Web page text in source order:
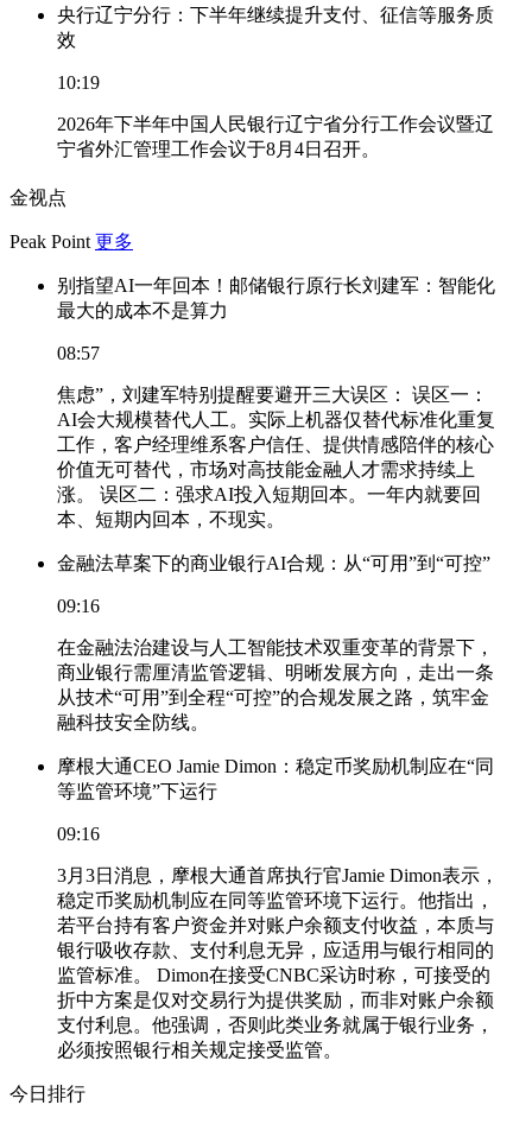
央行辽宁分行：下半年继续提升支付、征信等服务质
效
10:19
2026年下半年中国人民银行辽宁省分行工作会议暨辽
宁省外汇管理工作会议于8月4日召开。
金视点
Peak Point 更多
别指望AI一年回本！邮储银行原行长刘建军：智能化
最大的成本不是算力
08:57
焦虑”，刘建军特别提醒要避开三大误区： 误区一：
AI会大规模替代人工。实际上机器仅替代标准化重复
工作，客户经理维系客户信任、提供情感陪伴的核心
价值无可替代，市场对高技能金融人才需求持续上
涨。 误区二：强求AI投入短期回本。一年内就要回
本、短期内回本，不现实。
金融法草案下的商业银行AI合规：从“可用”到“可控”
09:16
在金融法治建设与人工智能技术双重变革的背景下，
商业银行需厘清监管逻辑、明晰发展方向，走出一条
从技术“可用”到全程“可控”的合规发展之路，筑牢金
融科技安全防线。
摩根大通CEO Jamie Dimon：稳定币奖励机制应在“同
等监管环境”下运行
09:16
3月3日消息，摩根大通首席执行官Jamie Dimon表示，
稳定币奖励机制应在同等监管环境下运行。他指出，
若平台持有客户资金并对账户余额支付收益，本质与
银行吸收存款、支付利息无异，应适用与银行相同的
监管标准。 Dimon在接受CNBC采访时称，可接受的
折中方案是仅对交易行为提供奖励，而非对账户余额
支付利息。他强调，否则此类业务就属于银行业务，
必须按照银行相关规定接受监管。
今日排行